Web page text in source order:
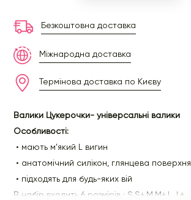
Безкоштовна доставка
Міжнародна доставка
Термінова доставка по Києву
Валики Цукерочки- універсальні валики
Особливості:
• мають м’який L вигин
• анатомічний силікон, глянцева поверхня
• підходять для будь-яких вій
В набір входить 6 розмірів : S,S+,M,M+,L, L+